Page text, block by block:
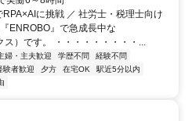
に挑戦 ／ 社労士・税理士向け
ENROBO』で急成長中な
）です。 ・・・・・・・・・...
婦・主夫歓迎 学歴不問
経験不問
験者歓迎 夕方 在宅OK
駅近5分以内